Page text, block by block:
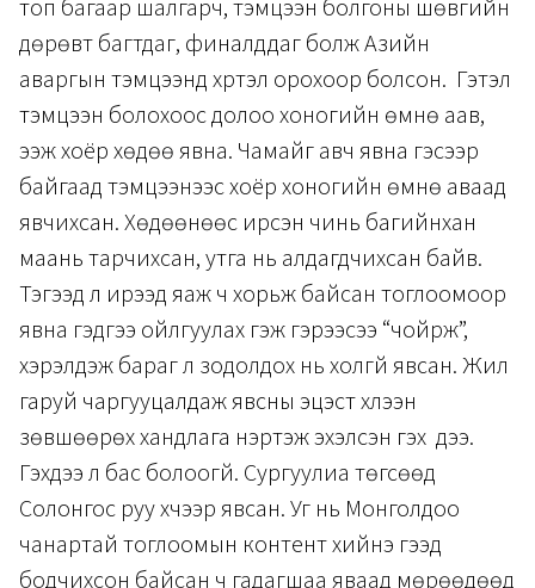
топ багаар шалгарч, тэмцээн болгоны шөвгийн
дөрөвт багтдаг, финалддаг болж Азийн
аваргын тэмцээнд хүртэл орохоор болсон. Гэтэл
тэмцээн болохоос долоо хоногийн өмнө аав,
ээж хоёр хөдөө явна. Чамайг авч явна гэсээр
байгаад тэмцээнээс хоёр хоногийн өмнө аваад
явчихсан. Хөдөөнөөс ирсэн чинь багийнхан
маань тарчихсан, утга нь алдагдчихсан байв.
Тэгээд л ирээд яаж ч хорьж байсан тоглоомоор
явна гэдгээ ойлгуулах гэж гэрээсээ “чойрж”,
хэрэлдэж бараг л зодолдох нь холгүй явсан. Жил
гаруй чаргууцалдаж явсны эцэст хүлээн
зөвшөөрөх хандлага үнэртэж эхэлсэн гэх үү дээ.
Гэхдээ л бас болоогүй. Сургуулиа төгсөөд
Солонгос руу хүчээр явсан. Уг нь Монголдоо
чанартай тоглоомын контент хийнэ гээд
бодчихсон байсан ч гадагшаа яваад мөрөөдөөд